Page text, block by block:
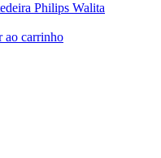
Philips Walita
ao carrinho